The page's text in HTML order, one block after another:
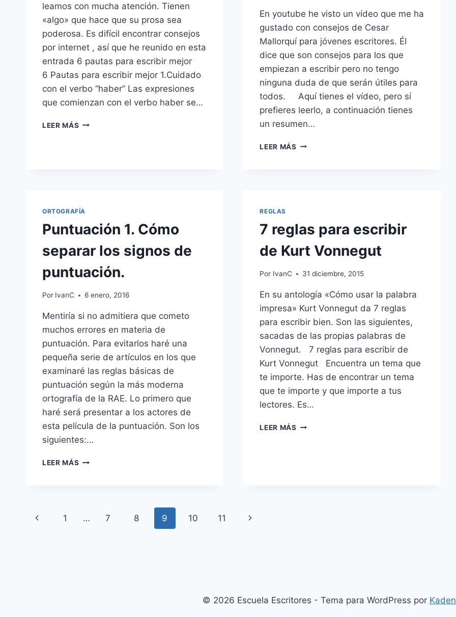
leamos con mucha atención. Tienen
«algo» que hace que su prosa sea
poderosa. Es difícil encontrar consejos
por internet , así que he reunido en esta
entrada 6 pautas para escribir mejor
6 Pautas para escribir mejor 1.Cuidado
con el verbo “haber” Las expresiones
que comienzan con el verbo haber se…
LEER MÁS PAUTAS
En youtube he visto un vídeo que me ha
gustado con consejos de Cesar
Mallorquí para jóvenes escritores. Él
dice que son consejos para los que
empiezan a escribir pero no tengo
ninguna duda de que serán útiles para
todos. Aquí tienes el vídeo, pero sí
prefieres leerlo, a continuación tienes
un resumen…
LEER MÁS 10
ORTOGRAFÍA
Puntuación 1. Cómo
separar los signos de
puntuación.
Por IvanC 6 enero, 2016
Mentiría si no admitiera que cometo
muchos errores en materia de
puntuación. Para evitarlos haré una
pequeña serie de artículos en los que
examinaré las reglas básicas de
puntuación según la más moderna
ortografía de la RAE. Lo primero que
haré será presentar a los actores de
esta película de la puntuación. Son los
siguientes:…
LEER MÁS PUNTUACIÓN
SIGNOS
REGLAS
7 reglas para escribir
de Kurt Vonnegut
Por IvanC 31 diciembre, 2015
En su antología «Cómo usar la palabra
impresa» Kurt Vonnegut da 7 reglas
para escribir bien. Son las siguientes,
sacadas de las propias palabras de
Vonnegut. 7 reglas para escribir de
Kurt Vonnegut Encuentra un tema que
te importe. Has de encontrar un tema
que te importe y que importe a tus
lectores. Es…
LEER MÁS
Navegación
Página
1 … 7 8 9 10 11
Siguiente
© 2026 Escuela Escritores - Tema para WordPress por